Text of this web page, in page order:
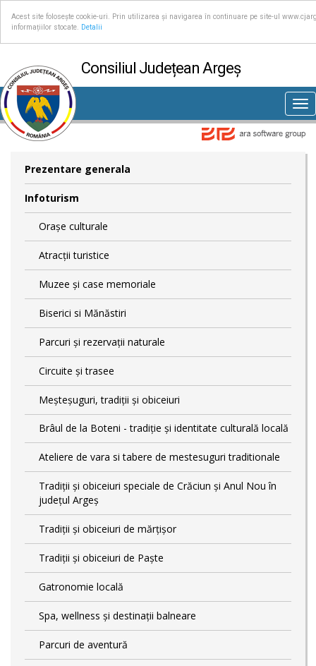
Acest site folosește cookie-uri. Prin utilizarea și navigarea în continuare pe site-ul
informațiilor stocate.
Detalii
Consiliul Județean Argeș
Prezentare generala
Infoturism
Orașe culturale
Atracții turistice
Muzee și case memoriale
Biserici si Mănăstiri
Parcuri și rezervații naturale
Circuite și trasee
Meșteșuguri, tradiții și obiceiuri
Brâul de la Boteni - tradiție și identitate culturală locală
Ateliere de vara si tabere de mestesuguri traditionale
Tradiţii şi obiceiuri speciale de Crăciun şi Anul Nou în
județul Argeș
Tradiții și obiceiuri de mărțișor
Tradiții și obiceiuri de Paște
Gatronomie locală
Spa, wellness și destinații balneare
Parcuri de aventură